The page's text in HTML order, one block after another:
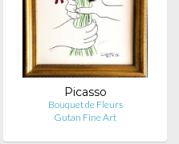
Picasso
Bouquet de Fleurs
Gutan Fine Art